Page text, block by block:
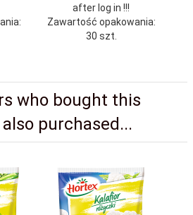
after log in !!!
Zawartość opakowania:
30 szt.
who bought this
purchased...